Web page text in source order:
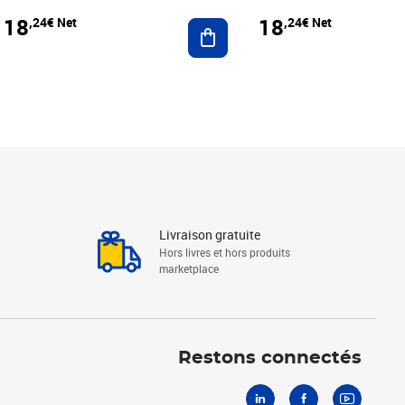
au panier
18,24€ Net Ajouter au panier
18,24€ Net
Livraison gratuite
Hors livres et hors produits
marketplace
Restons connectés